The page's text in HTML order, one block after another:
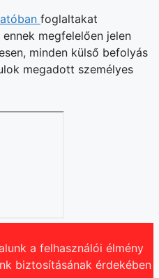
foglaltakat
megfelelően jelen
minden külső befolyás
megadott személyes
a felhasználói élmény
biztosításának érdekében